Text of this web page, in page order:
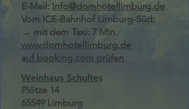
E-Mail: info@domhotellimburg.de
Vom ICE-Bahnhof Limburg-Süd:
→ mit dem Taxi: 7 Min.
www.domhotellimburg.de
auf booking.com prüfen
Weinhaus Schultes
Plötze 14
65549 Limburg